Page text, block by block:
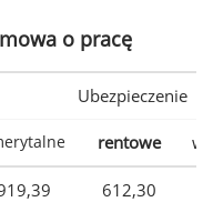
o pracę
Ubezpieczenie
rentowe
612,30